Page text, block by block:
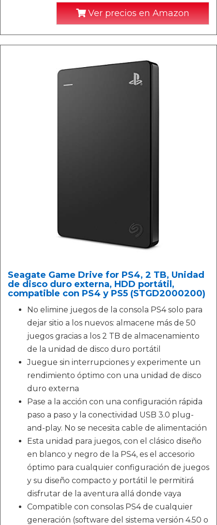
Ver precios en Amazon
Seagate Game Drive for PS4, 2 TB, Unidad
de disco duro externa, HDD portátil,
compatible con PS4 y PS5 (STGD2000200)
No elimine juegos de la consola PS4 solo para
dejar sitio a los nuevos: almacene más de 50
juegos gracias a los 2 TB de almacenamiento
de la unidad de disco duro portátil
Juegue sin interrupciones y experimente un
rendimiento óptimo con una unidad de disco
duro externa
Pase a la acción con una configuración rápida
paso a paso y la conectividad USB 3.0 plug-
and-play. No se necesita cable de alimentación
Esta unidad para juegos, con el clásico diseño
en blanco y negro de la PS4, es el accesorio
óptimo para cualquier configuración de juegos
y su diseño compacto y portátil le permitirá
disfrutar de la aventura allá donde vaya
Compatible con consolas PS4 de cualquier
generación (software del sistema versión 4.50 o